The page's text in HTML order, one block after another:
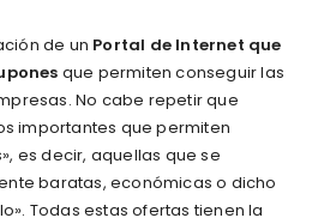
de un Portal de Internet que
que permiten conseguir las
No cabe repetir que
importantes que permiten
es decir, aquellas que se
baratas, económicas o dicho
Todas estas ofertas tienen la